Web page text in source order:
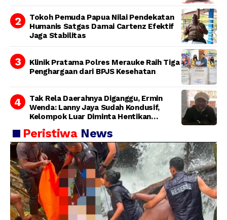
Tokoh Pemuda Papua Nilai Pendekatan
Humanis Satgas Damai Cartenz Efektif
Jaga Stabilitas
Klinik Pratama Polres Merauke Raih Tiga
Penghargaan dari BPJS Kesehatan
Tak Rela Daerahnya Diganggu, Ermin
Wenda: Lanny Jaya Sudah Kondusif,
Kelompok Luar Diminta Hentikan
Peristiwa News